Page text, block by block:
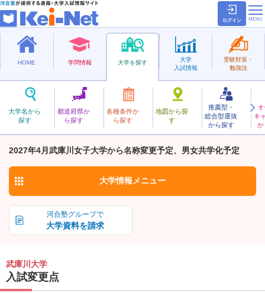
ログイン
HOME 学問情報 大学を探す
大学名から
探す
都道府県か
ら探す
各種条件か
ら探す
地図から探
す
推薦型・
総合型選抜
から探す
キ
か
大学
入試情報
受験対策・
勉強法
私立
むこがわ
武庫川大学
2027年4月武庫川女子大学から名称変更予定、男女共学化予定
お気に入り
河合塾グループで
大学資料を請求
大学情報 メニュー
武庫川大学
入試変更点